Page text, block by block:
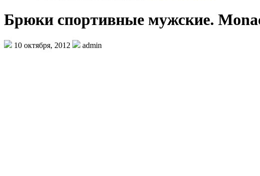
Брюки спортивные мужские.
10 октября, 2012 admin